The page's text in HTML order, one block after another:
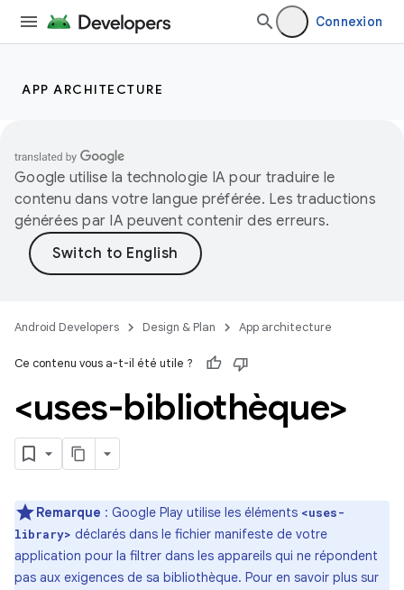
Connexion
APP ARCHITECTURE
Google utilise la technologie IA pour traduire le
contenu dans votre langue préférée. Les traductions
générées par IA peuvent contenir des erreurs.
Android Developers Design & Plan App architecture
Ce contenu vous a-t-il été utile ?
<uses-bibliothèque>
Remarque : Google Play utilise les éléments <uses-
library> déclarés dans le fichier manifeste de votre
application pour la filtrer dans les appareils qui ne répondent
pas aux exigences de sa bibliothèque. Pour en savoir plus sur